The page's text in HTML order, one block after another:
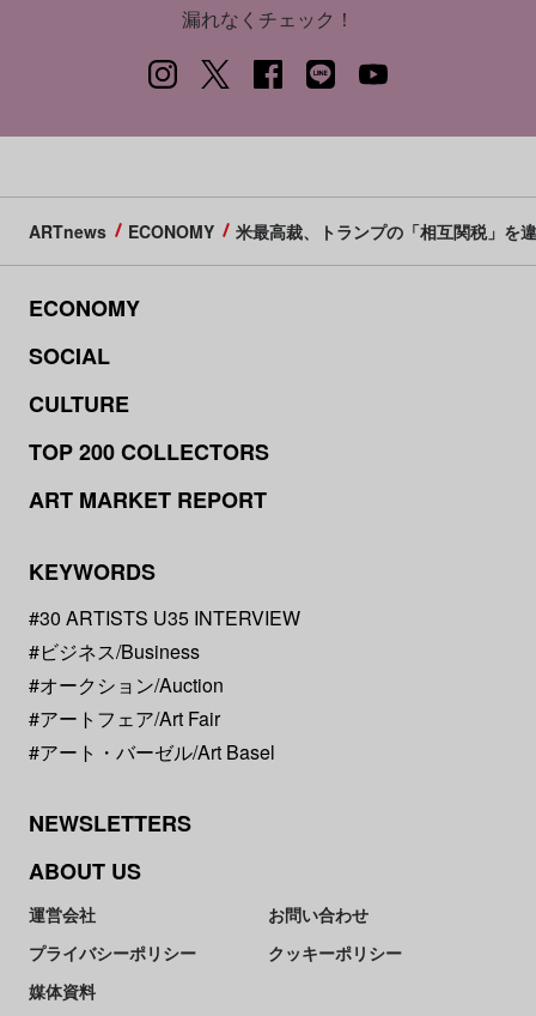
漏れなくチェック！
ARTnews ECONOMY 米最高裁、トランプの「相互関税」を
ECONOMY
SOCIAL
CULTURE
TOP 200 COLLECTORS
ART MARKET REPORT
KEYWORDS
#30 ARTISTS U35 INTERVIEW
#ビジネス/Business
#オークション/Auction
#アートフェア/Art Fair
#アート・バーゼル/Art Basel
NEWSLETTERS
ABOUT US
運営会社
お問い合わせ
プライバシーポリシー
クッキーポリシー
媒体資料